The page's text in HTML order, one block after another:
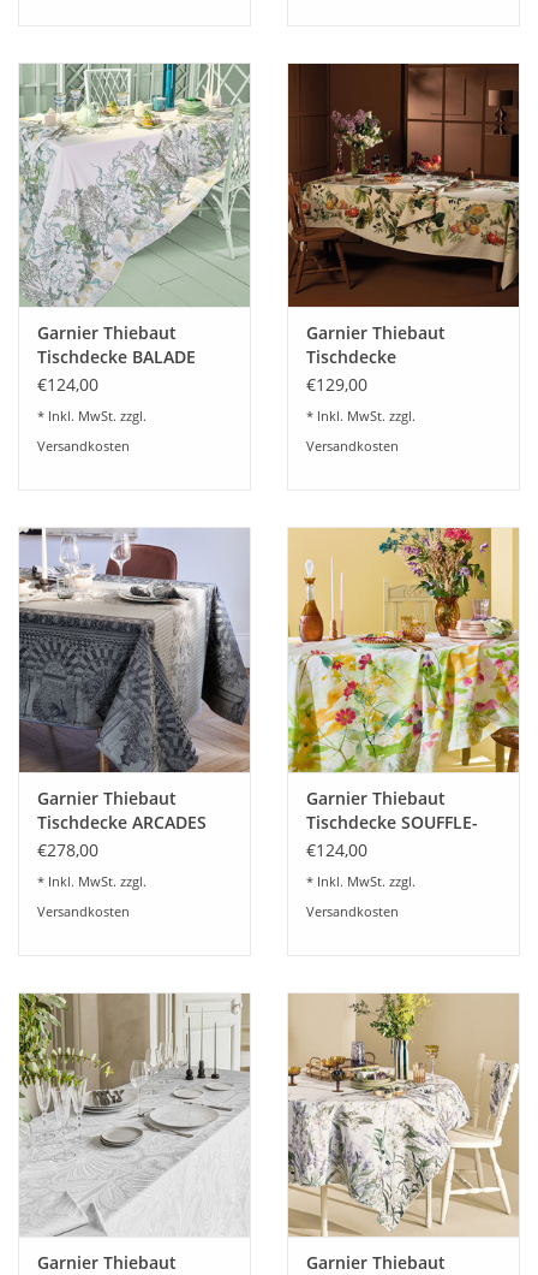
Gutscheine
Accessoires Spa
Angebote
Info-Service
Geprüfter Webshop
Über uns
Tel.0049(0)7322-919376
Blog-Aktuelles
Marken
Garnier Thiebaut
Tischdecke BALADE
MARINE verde
vorgewaschen
€124,00
* Inkl. MwSt. zzgl.
Versandkosten
Garnier Thiebaut
Tischdecke
ABONDANCE
vorgewaschen
€129,00
* Inkl. MwSt. zzgl.
Versandkosten
Garnier Thiebaut
Tischdecke ARCADES
cendre
€278,00
* Inkl. MwSt. zzgl.
Versandkosten
Garnier Thiebaut
Tischdecke SOUFFLE-
FLEURI_PRINTEMPS-
vorgewaschen
€124,00
* Inkl. MwSt. zzgl.
Versandkosten
Garnier Thiebaut
Garnier Thiebaut